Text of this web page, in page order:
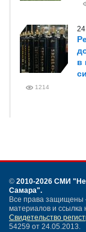
в
1214
© 2010-2026 СМИ
Самара".
Все права защищены
материалов и
Свидетельство
54259 от 24.05.2013.